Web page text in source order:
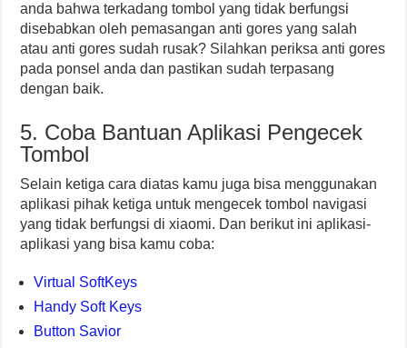
anda bahwa terkadang tombol yang tidak berfungsi
disebabkan oleh pemasangan anti gores yang salah
atau anti gores sudah rusak? Silahkan periksa anti gores
pada ponsel anda dan pastikan sudah terpasang
dengan baik.
5. Coba Bantuan Aplikasi Pengecek
Tombol
Selain ketiga cara diatas kamu juga bisa menggunakan
aplikasi pihak ketiga untuk mengecek tombol navigasi
yang tidak berfungsi di xiaomi. Dan berikut ini aplikasi-
aplikasi yang bisa kamu coba:
Virtual SoftKeys
Handy Soft Keys
Button Savior